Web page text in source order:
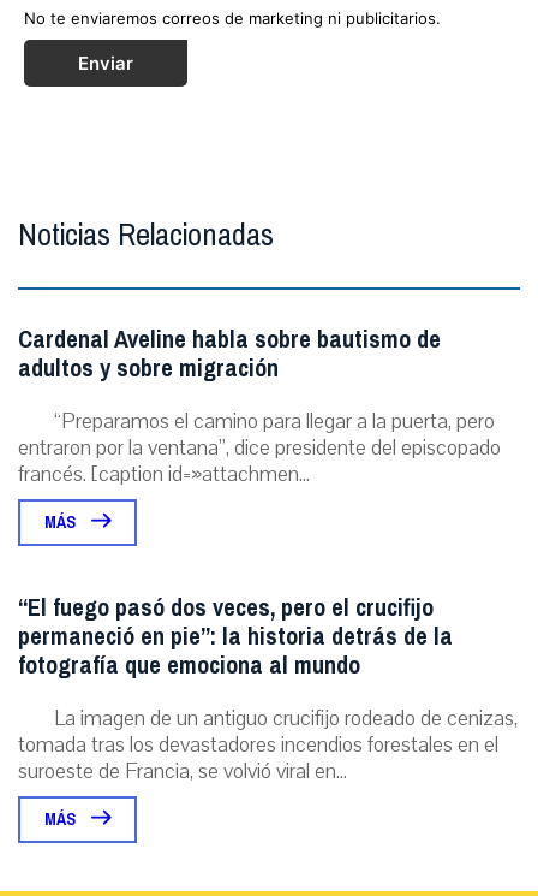
No te enviaremos correos de marketing ni publicitarios.
Enviar
Noticias Relacionadas
Cardenal Aveline habla sobre bautismo de
adultos y sobre migración
“Preparamos el camino para llegar a la puerta, pero
entraron por la ventana”, dice presidente del episcopado
francés. [caption id=»attachmen...
MÁS
“El fuego pasó dos veces, pero el crucifijo
permaneció en pie”: la historia detrás de la
fotografía que emociona al mundo
La imagen de un antiguo crucifijo rodeado de cenizas,
tomada tras los devastadores incendios forestales en el
suroeste de Francia, se volvió viral en...
MÁS